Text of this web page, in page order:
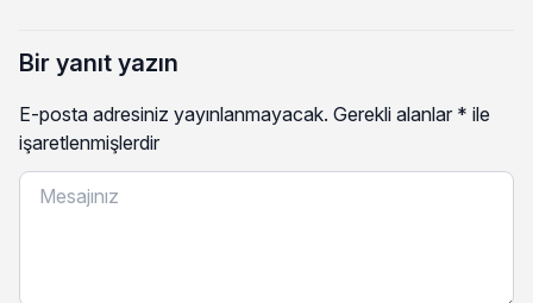
Bir yanıt yazın
E-posta adresiniz yayınlanmayacak. Gerekli alanlar * ile
işaretlenmişlerdir